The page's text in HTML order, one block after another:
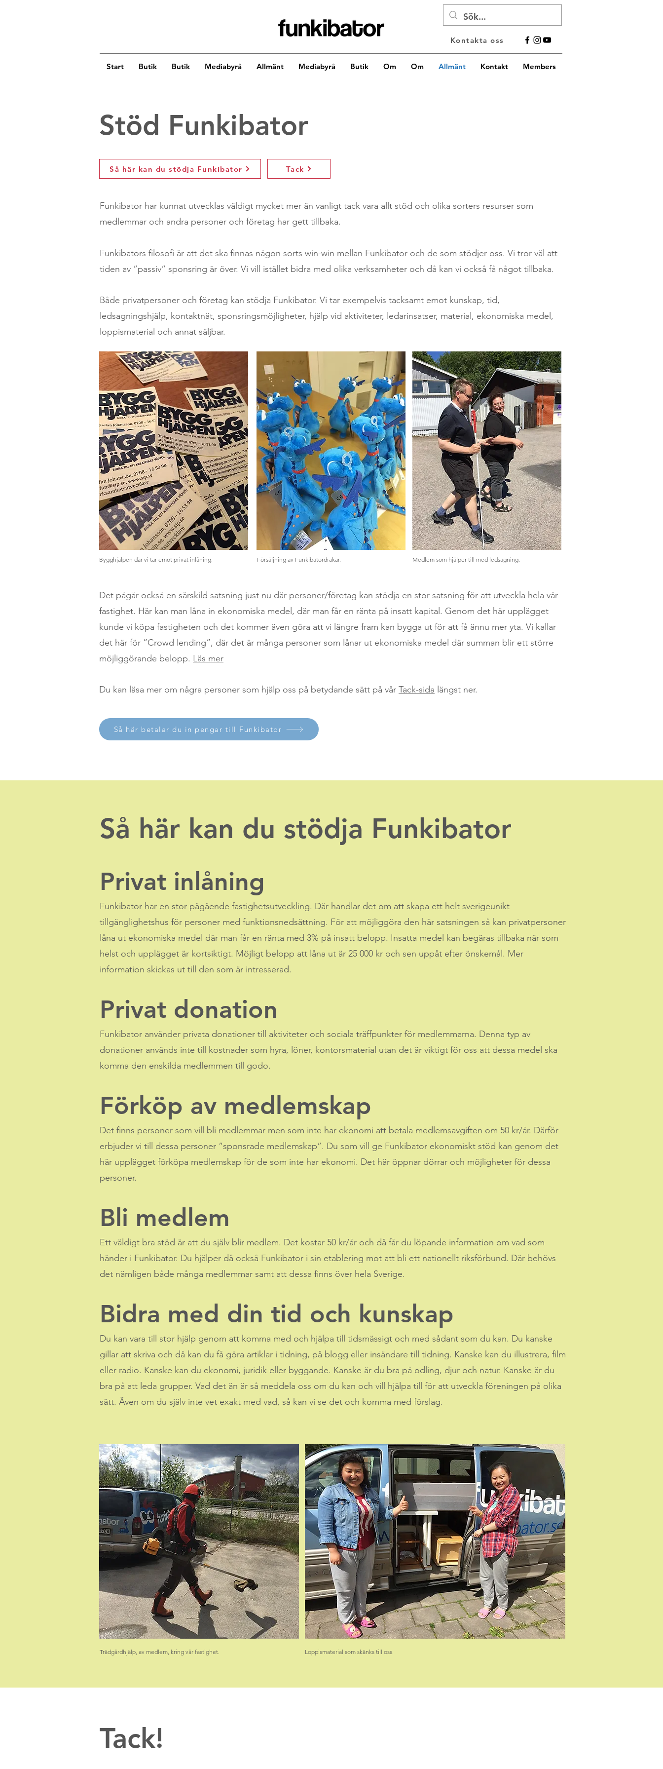
Kontakta oss
Start Butik Butik Mediabyrå Allmänt Mediabyrå Butik Om Om Allmänt Kontakt Members
Stöd Funkibator
Så här kan du stödja Funkibator Tack
Funkibator har kunnat utvecklas väldigt mycket mer än vanligt tack vara allt stöd och olika sorters resurser som
medlemmar och andra personer och företag har gett tillbaka.
Funkibators filosofi är att det ska finnas någon sorts win-win mellan Funkibator och de som stödjer oss. Vi tror väl att
tiden av ”passiv” sponsring är över. Vi vill istället bidra med olika verksamheter och då kan vi också få något tillbaka.
Både privatpersoner och företag kan stödja Funkibator. Vi tar exempelvis tacksamt emot kunskap, tid,
ledsagningshjälp, kontaktnät, sponsringsmöjligheter, hjälp vid aktiviteter, ledarinsatser, material, ekonomiska medel,
loppismaterial och annat säljbar.
Bygghjälpen där vi tar emot privat inlåning. Försäljning av Funkibatordrakar. Medlem som hjälper till med ledsagning.
Det pågår också en särskild satsning just nu där personer/företag kan stödja en stor satsning för att utveckla hela vår
fastighet. Här kan man låna in ekonomiska medel, där man får en ränta på insatt kapital. Genom det här upplägget
kunde vi köpa fastigheten och det kommer även göra att vi längre fram kan bygga ut för att få ännu mer yta. Vi kallar
det här för ”Crowd lending”, där det är många personer som lånar ut ekonomiska medel där summan blir ett större
möjliggörande belopp. Läs mer
Du kan läsa mer om några personer som hjälp oss på betydande sätt på vår Tack-sida längst ner.
Så här betalar du in pengar till Funkibator
Så här kan du stödja Funkibator
Privat inlåning
Funkibator har en stor pågående fastighetsutveckling. Där handlar det om att skapa ett helt sverigeunikt
tillgänglighetshus för personer med funktionsnedsättning. För att möjliggöra den här satsningen så kan privatpersoner
låna ut ekonomiska medel där man får en ränta med 3% på insatt belopp. Insatta medel kan begäras tillbaka när som
helst och upplägget är kortsiktigt. Möjligt belopp att låna ut är 25 000 kr och sen uppåt efter önskemål. Mer
information skickas ut till den som är intresserad.
Privat donation
Funkibator använder privata donationer till aktiviteter och sociala träffpunkter för medlemmarna. Denna typ av
donationer används inte till kostnader som hyra, löner, kontorsmaterial utan det är viktigt för oss att dessa medel ska
komma den enskilda medlemmen till godo.
Förköp av medlemskap
Det finns personer som vill bli medlemmar men som inte har ekonomi att betala medlemsavgiften om 50 kr/år. Därför
erbjuder vi till dessa personer ”sponsrade medlemskap”. Du som vill ge Funkibator ekonomiskt stöd kan genom det
här upplägget förköpa medlemskap för de som inte har ekonomi. Det här öppnar dörrar och möjligheter för dessa
personer.
Bli medlem
Ett väldigt bra stöd är att du själv blir medlem. Det kostar 50 kr/år och då får du löpande information om vad som
händer i Funkibator. Du hjälper då också Funkibator i sin etablering mot att bli ett nationellt riksförbund. Där behövs
det nämligen både många medlemmar samt att dessa finns över hela Sverige.
Bidra med din tid och kunskap
Du kan vara till stor hjälp genom att komma med och hjälpa till tidsmässigt och med sådant som du kan. Du kanske
gillar att skriva och då kan du få göra artiklar i tidning, på blogg eller insändare till tidning. Kanske kan du illustrera, film
eller radio. Kanske kan du ekonomi, juridik eller byggande. Kanske är du bra på odling, djur och natur. Kanske är du
bra på att leda grupper. Vad det än är så meddela oss om du kan och vill hjälpa till för att utveckla föreningen på olika
sätt. Även om du själv inte vet exakt med vad, så kan vi se det och komma med förslag.
Trädgårdhjälp, av medlem, kring vår fastighet. Loppismaterial som skänks till oss.
Tack!